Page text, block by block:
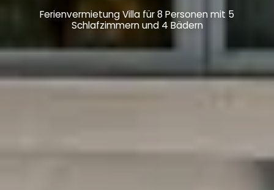
Ferienvermietung Villa für 8 Personen mit 5
Schlafzimmern und 4 Bädern